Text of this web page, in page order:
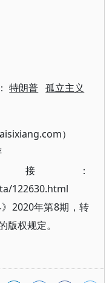
特朗普 孤立主义
）
：
122630.html
2020年第8期，转
权规定。